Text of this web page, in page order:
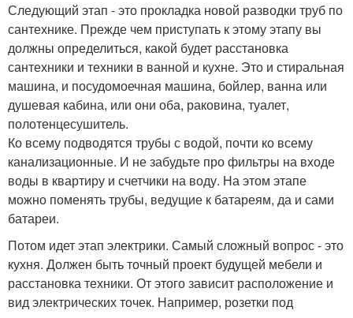
Следующий этап - это прокладка новой разводки труб по
сантехнике. Прежде чем приступать к этому этапу вы
должны определиться, какой будет расстановка
сантехники и техники в ванной и кухне. Это и стиральная
машина, и посудомоечная машина, бойлер, ванна или
душевая кабина, или они оба, раковина, туалет,
полотенцесушитель.
Ко всему подводятся трубы с водой, почти ко всему
канализационные. И не забудьте про фильтры на входе
воды в квартиру и счетчики на воду. На этом этапе
можно поменять трубы, ведущие к батареям, да и сами
батареи.
Потом идет этап электрики. Самый сложный вопрос - это
кухня. Должен быть точный проект будущей мебели и
расстановка техники. От этого зависит расположение и
вид электрических точек. Например, розетки под